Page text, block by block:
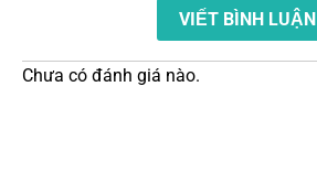
5
VIẾT BÌNH LUẬN
Chưa có đánh giá nào.